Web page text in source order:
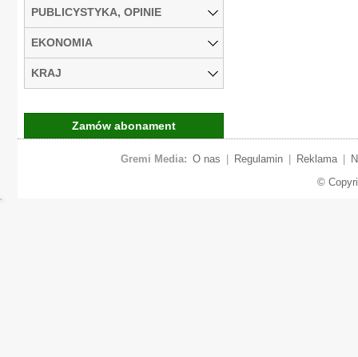
PUBLICYSTYKA, OPINIE
EKONOMIA
KRAJ
Zamów abonament
Gremi Media: O nas Regulamin Reklama
©